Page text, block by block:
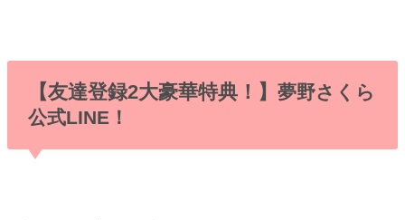
【友達登録2大豪華特典！】 夢野さくら
公式LINE！